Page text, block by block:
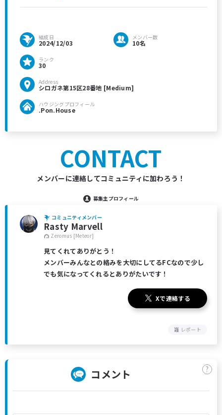
結成日
2024/12/03
メンバー数
10名
ランク
30
Address
シロガネ第15区28番地 [Medium]
ハウジングプロフィール
.Pon.House
CONTACT
メンバーに連絡してコミュニティに加わろう！
募集主プロフィール
コミュニティメンバー
Rasty Marvell
Zeromus [Meteor]
見てくれてありがとう！
メンバーみんなとの絡みを大切にしてるFCなので少し
でも気になってくれるとありがたいです！
Xで連絡する
レポート
コメント ?